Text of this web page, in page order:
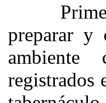
Primero
preparar y
ambiente
registrados